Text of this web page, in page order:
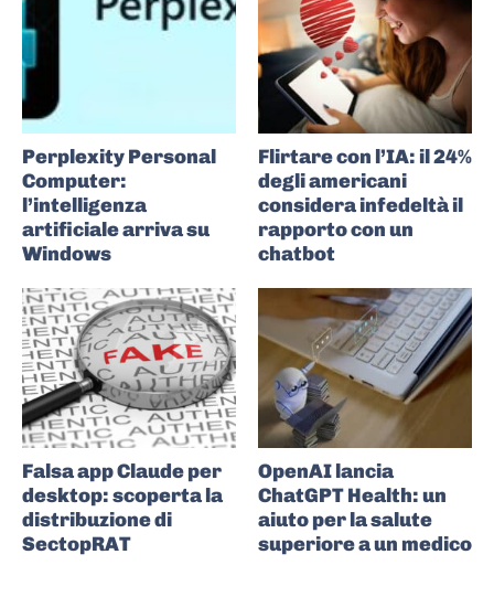
Perplexity Personal
Computer:
l’intelligenza
artificiale arriva su
Windows
Flirtare con l’IA: il 24%
degli americani
considera infedeltà il
rapporto con un
chatbot
Falsa app Claude per
desktop: scoperta la
distribuzione di
SectopRAT
OpenAI lancia
ChatGPT Health: un
aiuto per la salute
superiore a un medico